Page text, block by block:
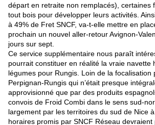
départ en retraite non remplacés), certaines
tout bois pour développer leurs activités.
à 49% de Fret SNCF, va-t-elle mettre en
prochain un nouvel aller-retour Avignon-
jours sur sept.
Ce service supplémentaire nous paraît
pourrait constituer en réalité la vraie navette
légumes pour Rungis. Loin de la focalisation
Perpignan-Rungis qui n’était presque
approvisionné que par des produits
convois de Froid Combi dans le sens sud-
largement par les territoires du sud de Nice
horaires promis par SNCF Réseau devraient